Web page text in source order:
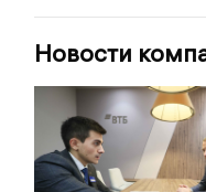
Новости